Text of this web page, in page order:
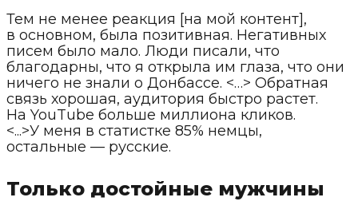
Тем не менее реакция [на мой контент],
в основном, была позитивная. Негативных
писем было мало. Люди писали, что
благодарны, что я открыла им глаза, что они
ничего не знали о Донбассе. <…> Обратная
связь хорошая, аудитория быстро растет.
На YouTube больше миллиона кликов.
<...>У меня в статистке 85% немцы,
остальные — русские.
Только достойные мужчины